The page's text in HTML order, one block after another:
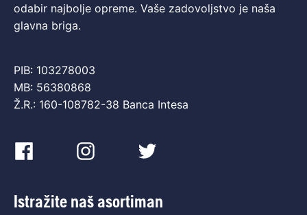
odabir najbolje opreme. Vaše zadovoljstvo je naša
glavna briga.
PIB: 103278003
MB: 56380868
Ž.R.: 160-108782-38 Banca Intesa
Istražite naš asortiman